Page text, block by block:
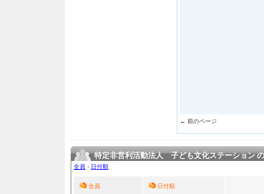
← 前のページ
特定非営利活動法人 子ども文化ステーション
全員 › 日付順
全員 日付順